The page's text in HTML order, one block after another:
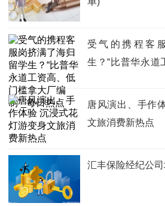
受气的携程客
生？“比普华永道
唐风演出、手作
文旅消费新热点
汇丰保险经纪公